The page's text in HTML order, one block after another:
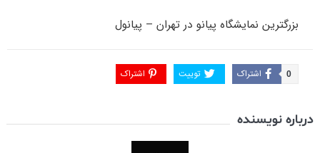
بزرگترین نمایشگاه پیانو در تهران – پیانول
اشتراک 0 توییت اشتراک
درباره نویسنده